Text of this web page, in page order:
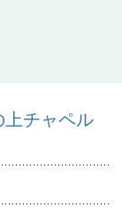
上チャペル